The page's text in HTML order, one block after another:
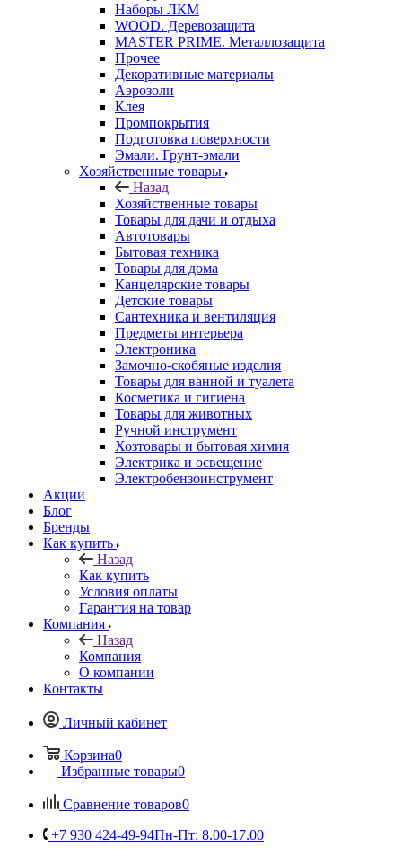
Наборы ЛКМ
WOOD. Деревозащита
MASTER PRIME. Металлозащита
Прочее
Декоративные материалы
Аэрозоли
Клея
Промпокрытия
Подготовка поверхности
Эмали. Грунт-эмали
Хозяйственные товары
Назад
Хозяйственные товары
Товары для дачи и отдыха
Автотовары
Бытовая техника
Товары для дома
Канцелярские товары
Детские товары
Сантехника и вентиляция
Предметы интерьера
Электроника
Замочно-скобяные изделия
Товары для ванной и туалета
Косметика и гигиена
Товары для животных
Ручной инструмент
Хозтовары и бытовая химия
Электрика и освещение
Электробензоинструмент
Акции
Блог
Бренды
Как купить
Назад
Как купить
Условия оплаты
Гарантия на товар
Компания
Назад
Компания
О компании
Контакты
Личный кабинет
Корзина0
Избранные товары0
Сравнение товаров0
+7 930 424-49-94Пн-Пт: 8.00-17.00